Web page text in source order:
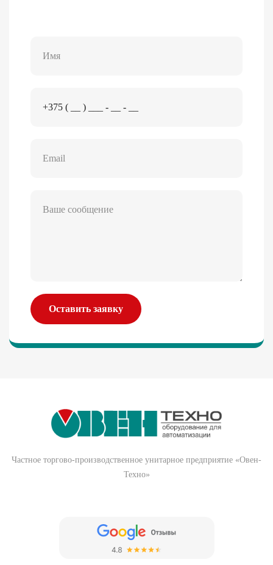
Оставить заявку
Частное торгово-производственное унитарное предприятие «Овен-
Техно»